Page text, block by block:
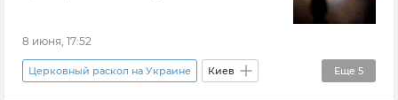
8 июня, 17:52
Еще 5
Церковный раскол на Украине Киев